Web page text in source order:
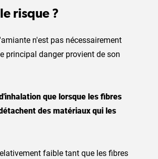
risque ?
n'est pas nécessairement
principal danger provient de son
que lorsque les fibres
des matériaux qui les
faible tant que les fibres